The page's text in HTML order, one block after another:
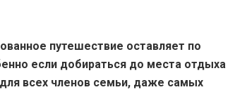
путешествие оставляет по
если добираться до места отдыха
всех членов семьи, даже самых